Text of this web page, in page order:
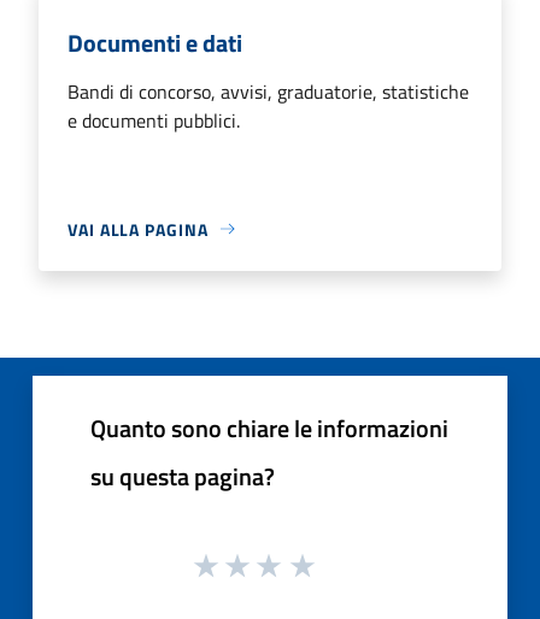
Documenti e dati
Bandi di concorso, avvisi, graduatorie, statistiche
e documenti pubblici.
VAI ALLA PAGINA
Quanto sono chiare le informazioni
su questa pagina?